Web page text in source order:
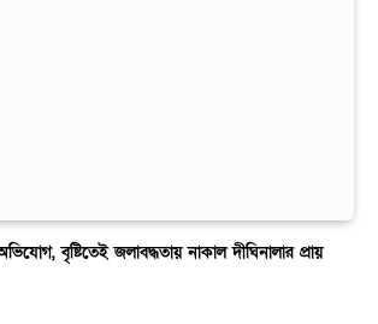
বৃষ্টিতেই জলাবদ্ধতায় নাকাল দীঘিনালার প্রায়